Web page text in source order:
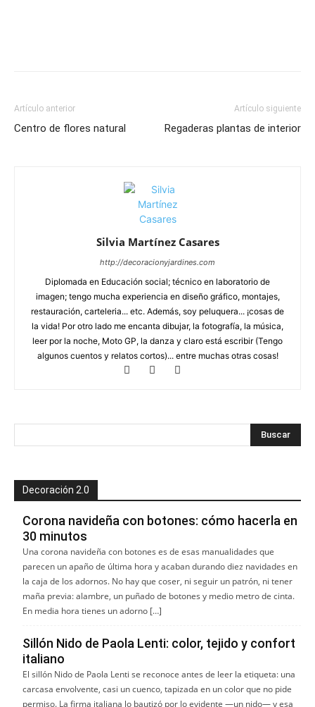
Artículo anterior
Centro de flores natural
Artículo siguiente
Regaderas plantas de interior
Silvia Martínez Casares
http://decoracionyjardines.com
Diplomada en Educación social; técnico en laboratorio de
imagen; tengo mucha experiencia en diseño gráfico, montajes,
restauración, carteleria... etc. Además, soy peluquera... ¡cosas de
la vida! Por otro lado me encanta dibujar, la fotografía, la música,
leer por la noche, Moto GP, la danza y claro está escribir (Tengo
algunos cuentos y relatos cortos)... entre muchas otras cosas!
Decoración 2.0
Corona navideña con botones: cómo hacerla en
30 minutos
Una corona navideña con botones es de esas manualidades que
parecen un apaño de última hora y acaban durando diez navidades en
la caja de los adornos. No hay que coser, ni seguir un patrón, ni tener
maña previa: alambre, un puñado de botones y medio metro de cinta.
En media hora tienes un adorno […]
Sillón Nido de Paola Lenti: color, tejido y confort
italiano
El sillón Nido de Paola Lenti se reconoce antes de leer la etiqueta: una
carcasa envolvente, casi un cuenco, tapizada en un color que no pide
permiso. La firma italiana lo bautizó por lo evidente —un nido— y esa